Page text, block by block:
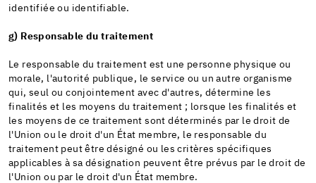
identifiée ou identifiable.
g) Responsable du traitement
Le responsable du traitement est une personne physique ou
morale, l'autorité publique, le service ou un autre organisme
qui, seul ou conjointement avec d'autres, détermine les
finalités et les moyens du traitement ; lorsque les finalités et
les moyens de ce traitement sont déterminés par le droit de
l'Union ou le droit d'un État membre, le responsable du
traitement peut être désigné ou les critères spécifiques
applicables à sa désignation peuvent être prévus par le droit de
l'Union ou par le droit d'un État membre.